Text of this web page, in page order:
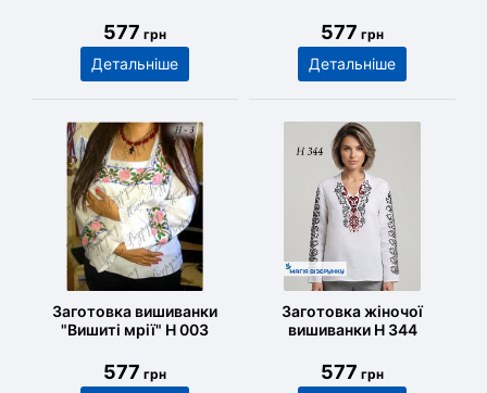
577 грн
Детальніше
577 грн
Детальніше
Заготовка вишиванки
"Вишиті мрії" Н 003
577 грн
Заготовка жіночої
вишиванки Н 344
577 грн